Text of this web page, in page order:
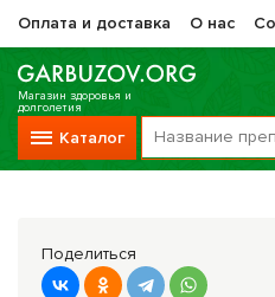
Оплата и доставка О нас
Магазин здоровья и
долголетия
Каталог
Препараты НТК
Поделиться